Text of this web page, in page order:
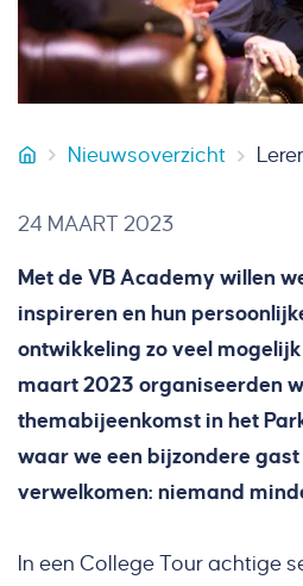
VB Bouw
Nieuwsoverzicht
24 MAART 2023
Met de VB Academy willen
inspireren en hun
ontwikkeling zo veel
maart 2023 organiseerden
themabijeenkomst in het
waar we een bijzondere gast
verwelkomen: niemand
In een College Tour achtige